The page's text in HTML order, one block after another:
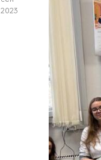
2023